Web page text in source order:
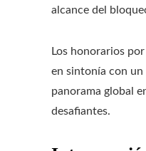
alcance del
Los honorarios
en sintonía con un
panorama global
desafiantes.